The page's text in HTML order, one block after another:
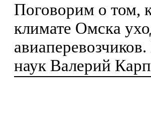
Поговорим о том,
климате Омска
наук Валерий